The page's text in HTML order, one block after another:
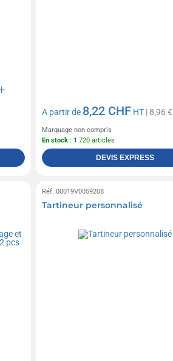
A partir de 8,22 CHF HT| 8,96 €
Marquage non compris
En stock: 1 720 articles
DEVIS EXPRESS
Réf. 00019V0059208
Tartineur personnalisé